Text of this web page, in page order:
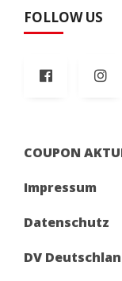
FOLLOW US
COUPON
Impressum
Datenschutz
DV